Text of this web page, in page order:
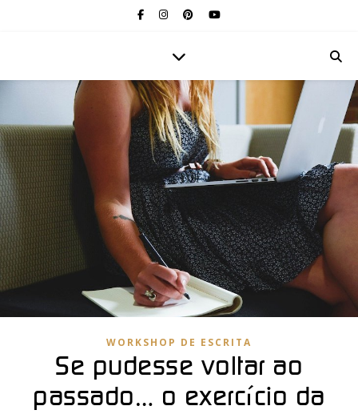
WORKSHOP DE ESCRITA
Se pudesse voltar ao
passado… o exercício da